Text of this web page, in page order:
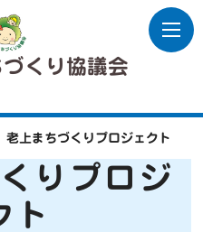
くり協議会
老上まちづくりプロジェクト
りプロジ
ト